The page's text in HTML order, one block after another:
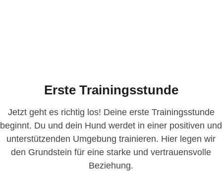
Erste Trainingsstunde
Jetzt geht es richtig los! Deine erste Trainingsstunde
beginnt. Du und dein Hund werdet in einer positiven und
unterstützenden Umgebung trainieren. Hier legen wir
den Grundstein für eine starke und vertrauensvolle
Beziehung.